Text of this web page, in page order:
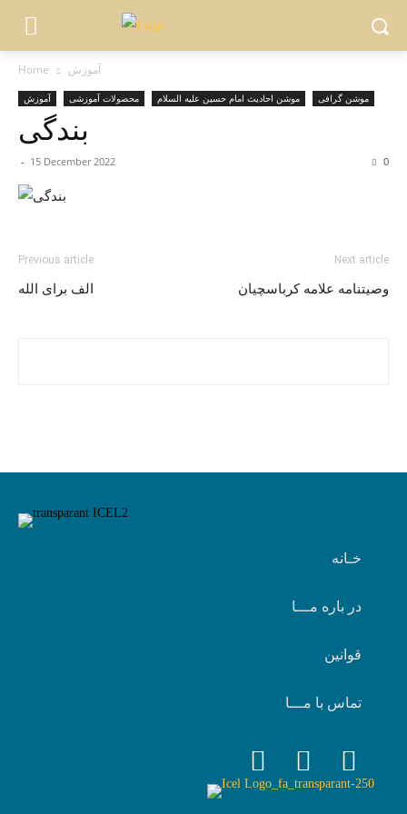
Home آموزش
آموزش محصولات آموزشی موشن احادیث امام حسین علیه السلام موشن گرافی
بندگی
- 15 December 2022 0
Previous article
الف برای الله
Next article
وصیتنامه علامه کرباسچیان
خـانه
در باره مـــا
قوانین
تماس با مـــا